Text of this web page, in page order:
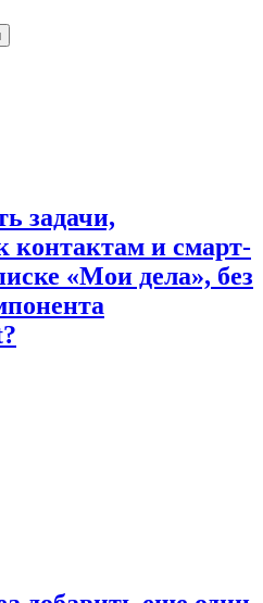
задачи,
контактам и смарт-
«Мои дела», без